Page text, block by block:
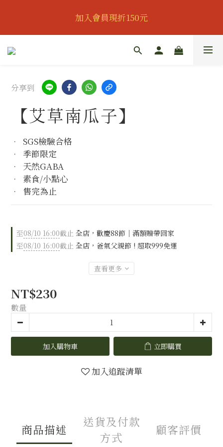
👔歡慶父親節｜全館95折｜滿888即可獲得滿額贈｜會
員可再享專屬折扣👔
加入會員現折150元
👔歡慶父親節｜全館95折｜滿888即可獲得滿額贈｜會
員可再享專屬折扣👔
分享到
【艾草南瓜子】
•  SGS檢驗合格
•  季節限定
•  天然GABA
•  素食/小點心
•  售完為止
至08/10 16:00截止 全店，歡慶88節｜滿額贈帶回家
至08/10 16:00截止 全店，爸氣父親節 ! 超取999免運
查看更多
NT$230
數量
加入購物車 立即購買
加入追蹤清單
商品描述
送貨及付款
方式
顧客評價